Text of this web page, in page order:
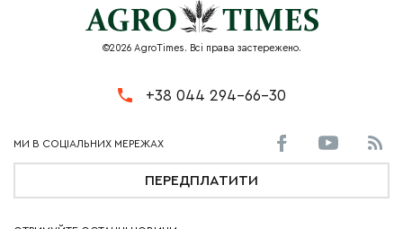
©2026 AgroTimes. Всі права застережено.
+38 044 294-66-30
ПЕРЕДПЛАТИТИ